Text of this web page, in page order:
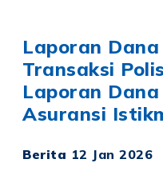
Laporan
Transaksi
Laporan
Asuransi
Berita 12 Jan 2026